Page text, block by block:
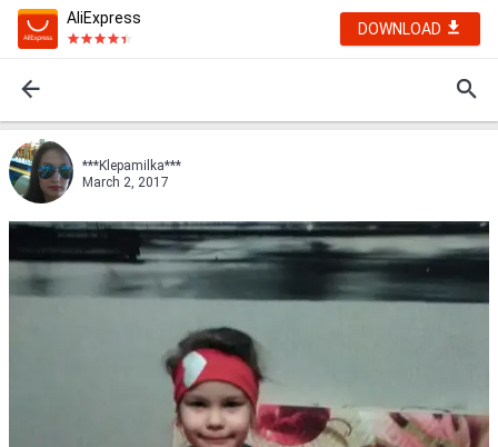
AliExpress
DOWNLOAD
***Klepamilka***
March 2, 2017